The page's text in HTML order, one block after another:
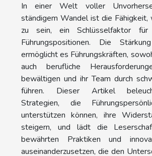
In einer Welt voller
ständigem Wandel ist die Fähigkeit,
zu sein, ein Schlüsselfaktor
Führungspositionen. Die
ermöglicht es Führungskräften,
auch berufliche
bewältigen und ihr Team durch
führen. Dieser Artikel
Strategien, die
unterstützen können, ihre
steigern, und lädt die
bewährten Praktiken und
auseinanderzusetzen, die den